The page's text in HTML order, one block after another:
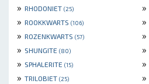
» RHODONIET (25) »
» ROOKKWARTS (106) »
» ROZENKWARTS (57) »
» SHUNGITE (80) »
» SPHALERITE (15) »
» TRILOBIET (25) »